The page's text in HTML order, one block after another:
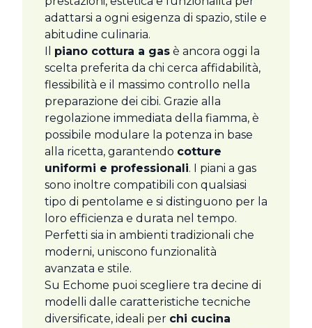
adattarsi a ogni esigenza di spazio, stile e
abitudine culinaria.
Il piano cottura a gas è ancora oggi la
scelta preferita da chi cerca affidabilità,
flessibilità e il massimo controllo nella
preparazione dei cibi. Grazie alla
regolazione immediata della fiamma, è
possibile modulare la potenza in base
alla ricetta, garantendo cotture
uniformi e professionali. I piani a gas
sono inoltre compatibili con qualsiasi
tipo di pentolame e si distinguono per la
loro efficienza e durata nel tempo.
Perfetti sia in ambienti tradizionali che
moderni, uniscono funzionalità
avanzata e stile.
Su Echome puoi scegliere tra decine di
modelli dalle caratteristiche tecniche
diversificate, ideali per chi cucina